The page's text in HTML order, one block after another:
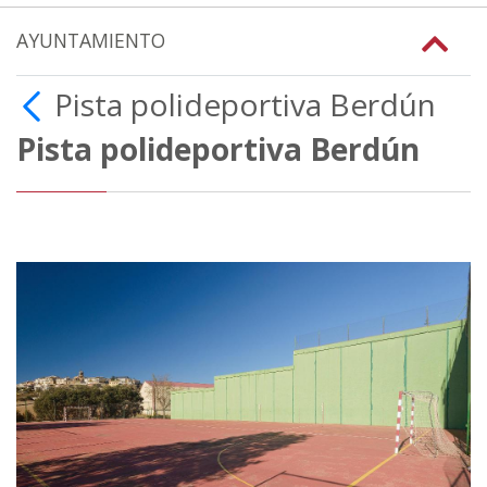
AYUNTAMIENTO
Pista polideportiva Berdún
Pista polideportiva Berdún